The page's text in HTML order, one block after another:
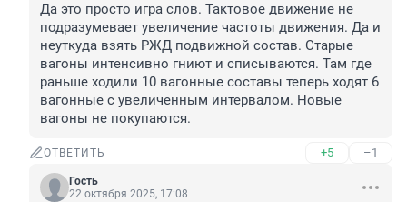
Да это просто игра слов. Тактовое движение не
подразумевает увеличение частоты движения. Да и
неуткуда взять РЖД подвижной состав. Старые
вагоны интенсивно гниют и списываются. Там где
раньше ходили 10 вагонные составы теперь ходят 6
вагонные с увеличенным интервалом. Новые
вагоны не покупаются.
ОТВЕТИТЬ +5 –1
Гость
22 октября 2025, 17:08